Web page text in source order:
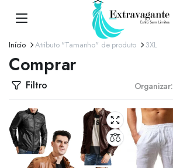
Início Atributo "Tamanho" de produto 3XL
Comprar
Filtro Organizar: